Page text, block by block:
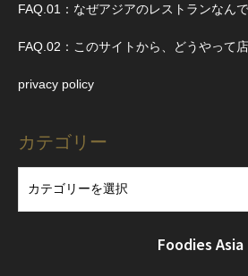
FAQ.01：なぜアジアのレストランなん
FAQ.02：このサイトから、どうやって
privacy policy
カテゴリー
Foodies Asia